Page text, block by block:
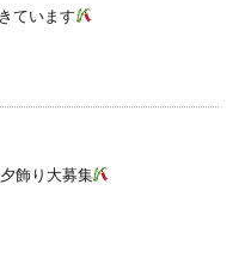
ています
飾り大募集